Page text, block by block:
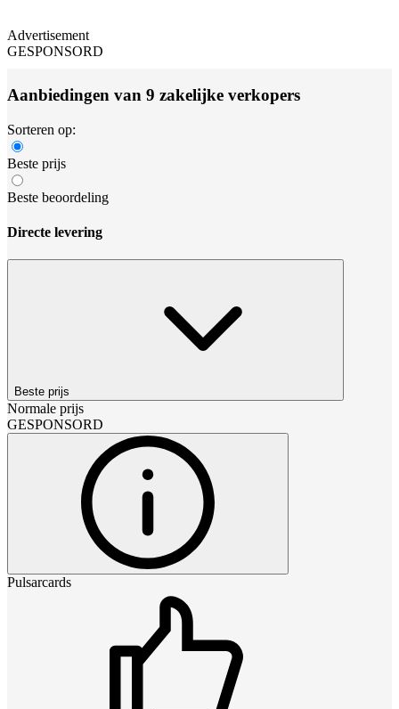
Advertisement
GESPONSORD
Aanbiedingen van 9 zakelijke verkopers
Sorteren op:
Beste prijs
Beste beoordeling
Directe levering
Beste prijs
Normale prijs
GESPONSORD
Pulsarcards